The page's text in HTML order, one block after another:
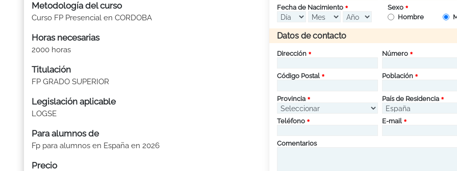
Metodología del curso
Curso FP Presencial en CORDOBA
Horas necesarias
2000 horas
Titulación
FP GRADO SUPERIOR
Legislación aplicable
LOGSE
Para alumnos de
Fp para alumnos en España en 2026
Precio
Fecha de Nacimiento
Sexo
Hombre
Datos de contacto
Dirección Número
Código Postal Población
Provincia País de Residencia
Teléfono E-mail
Comentarios